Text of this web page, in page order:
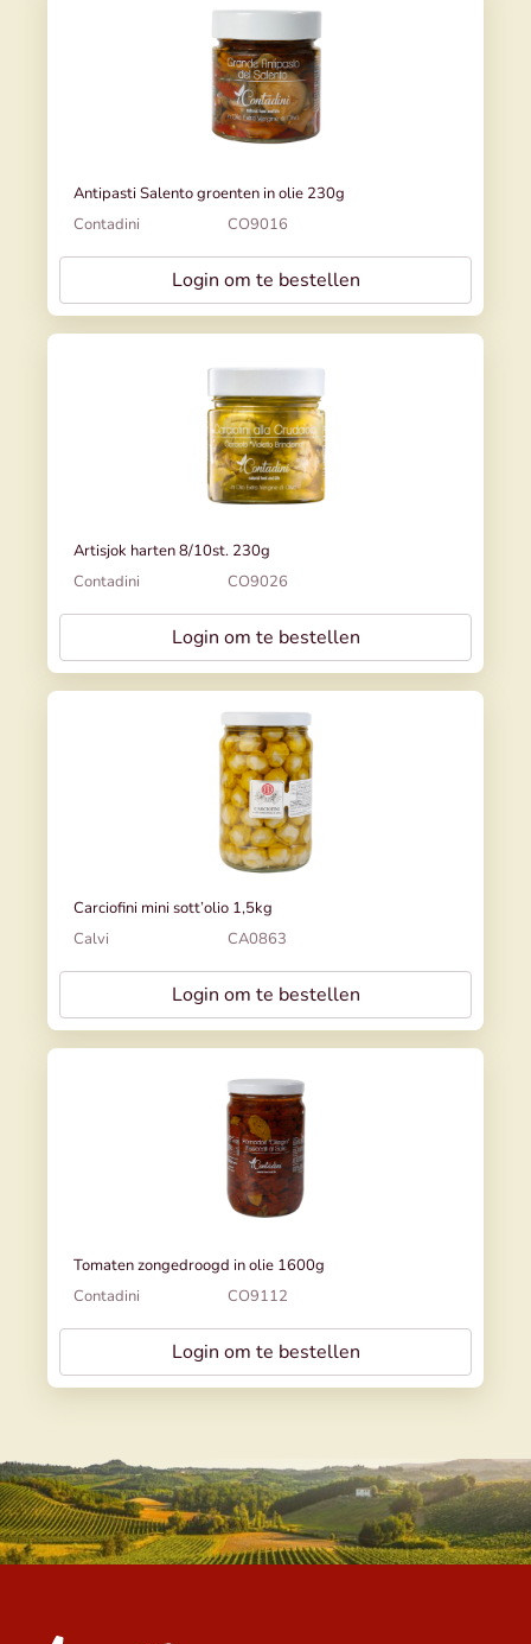
Antipasti Salento groenten in olie 230g
Contadini
CO9016
Login om te bestellen
Artisjok harten 8/10st. 230g
Contadini
CO9026
Login om te bestellen
Carciofini mini sott’olio 1,5kg
Calvi
CA0863
Login om te bestellen
Tomaten zongedroogd in olie 1600g
Contadini
CO9112
Login om te bestellen